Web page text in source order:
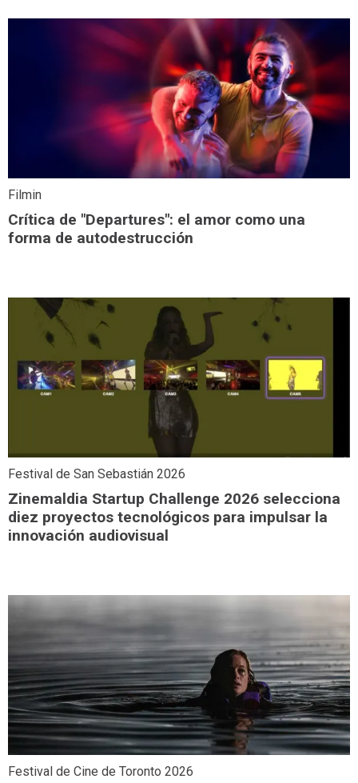
Filmin
Crítica de "Departures": el amor como una
forma de autodestrucción
Festival de San Sebastián 2026
Zinemaldia Startup Challenge 2026 selecciona
diez proyectos tecnológicos para impulsar la
innovación audiovisual
Festival de Cine de Toronto 2026